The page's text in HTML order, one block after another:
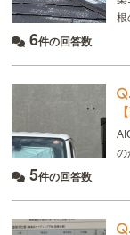
根
6件の回答数
.
の
5件の回答数
.